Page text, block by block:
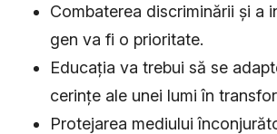
Combaterea discriminării și a
gen va fi o prioritate.
Educația va trebui să se
cerințe ale unei lumi în
Protejarea mediului